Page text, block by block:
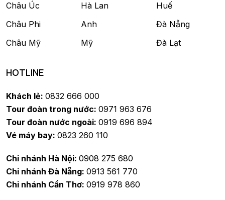
Châu Úc
Châu Phi
Châu Mỹ
Hà Lan
Anh
Mỹ
Huế
Đà Nẵng
Đà Lạt
HOTLINE
Khách lẻ: 0832 666 000
Tour đoàn trong nước: 0971 963 676
Tour đoàn nước ngoài: 0919 696 894
Vé máy bay: 0823 260 110
Chi nhánh Hà Nội: 0908 275 680
Chi nhánh Đà Nẵng: 0913 561 770
Chi nhánh Cần Thơ: 0919 978 860